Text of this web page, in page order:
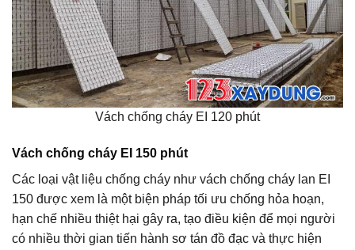
Vách chống cháy EI 120 phút
Vách chống cháy EI 150 phút
Các loại vật liệu chống cháy như vách chống cháy lan EI
150 được xem là một biện pháp tối ưu chống hỏa hoạn,
hạn chế nhiều thiệt hại gây ra, tạo điều kiện để mọi người
có nhiều thời gian tiến hành sơ tán đồ đạc và thực hiện